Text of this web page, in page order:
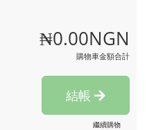
₦0.00NGN
購物車金額合計
結帳
繼續購物